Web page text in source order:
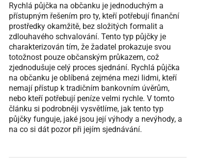
Rychlá půjčka na občanku je jednoduchým a
přístupným řešením pro ty, kteří potřebují finanční
prostředky okamžitě, bez složitých formalit a
zdlouhavého schvalování. Tento typ půjčky je
charakterizován tím, že žadatel prokazuje svou
totožnost pouze občanským průkazem, což
zjednodušuje celý proces sjednání. Rychlá půjčka
na občanku je oblíbená zejména mezi lidmi, kteří
nemají přístup k tradičním bankovním úvěrům,
nebo kteří potřebují peníze velmi rychle. V tomto
článku si podrobněji vysvětlíme, jak tento typ
půjčky funguje, jaké jsou její výhody a nevýhody, a
na co si dát pozor při jejím sjednávání.